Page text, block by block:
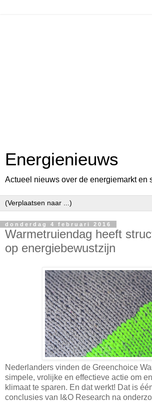
Energienieuws
Actueel nieuws over de energiemarkt en
donderdag 4 februari 2016
Warmetruiendag heeft
op energiebewustzijn
Nederlanders vinden de Greenchoice
simpele, vrolijke en effectieve actie om
klimaat te sparen. En dat werkt! Dat is
conclusies van I&O Research na